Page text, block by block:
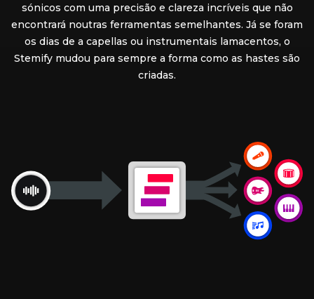
sónicos com uma precisão e clareza incríveis que não
encontrará noutras ferramentas semelhantes. Já se foram
os dias de a capellas ou instrumentais lamacentos, o
Stemify mudou para sempre a forma como as hastes são
criadas.